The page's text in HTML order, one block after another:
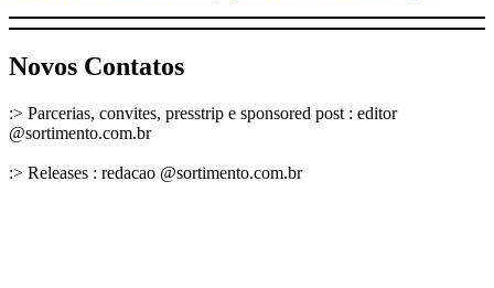
Novos Contatos
:> Parcerias, convites, presstrip e sponsored post : editor
@sortimento.com.br
:> Releases : redacao @sortimento.com.br